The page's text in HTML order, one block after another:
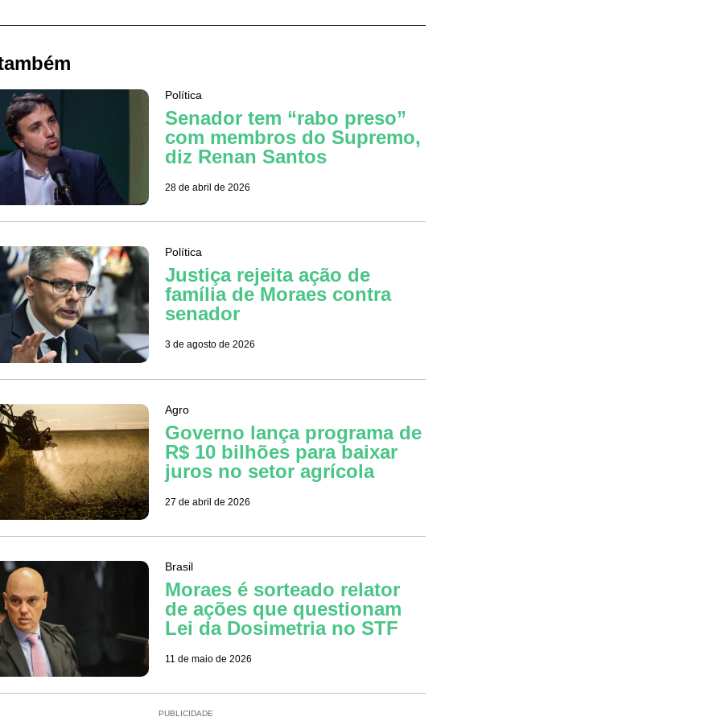
Política
Senador tem “rabo preso”
com membros do Supremo,
diz Renan Santos
28 de abril de 2026
Política
Justiça rejeita ação de
família de Moraes contra
senador
3 de agosto de 2026
Agro
Governo lança programa de
R$ 10 bilhões para baixar
juros no setor agrícola
27 de abril de 2026
Brasil
Moraes é sorteado relator
de ações que questionam
Lei da Dosimetria no STF
11 de maio de 2026
PUBLICIDADE